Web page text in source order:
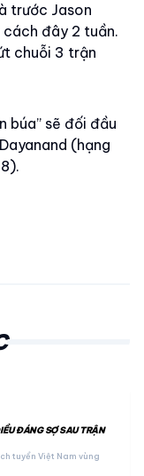
trước Jason
cách đây 2 tuần.
chuỗi 3 trận
búa” sẽ đối đầu
(hạng
ĐÁNG SỢ SAU TRẬN
tuyển Việt Nam vùng